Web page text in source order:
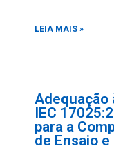
LEIA MAIS »
Adequação
IEC
para a
de Ensaio